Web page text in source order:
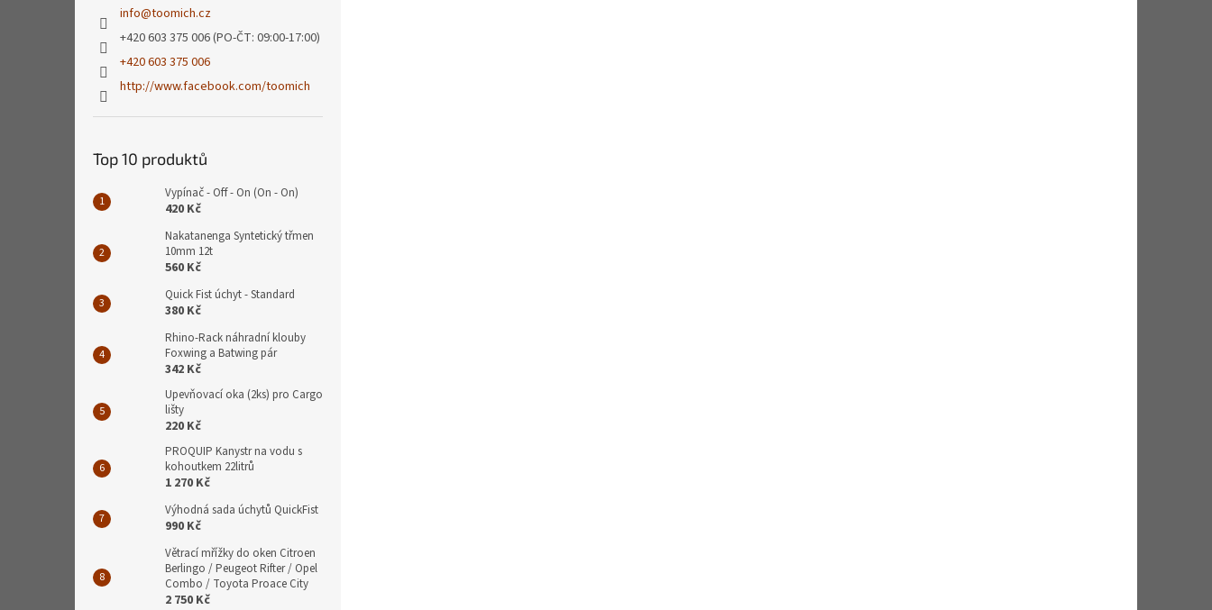
info@toomich.cz
+420 603 375 006 (PO-ČT: 09:00-17:00)
+420 603 375 006
http://www.facebook.com/toomich
Top 10 produktů
Vypínač - Off - On (On - On)
420 Kč
Nakatanenga Syntetický třmen
10mm 12t
560 Kč
Quick Fist úchyt - Standard
380 Kč
Rhino-Rack náhradní klouby
Foxwing a Batwing pár
342 Kč
Upevňovací oka (2ks) pro Cargo
lišty
220 Kč
PROQUIP Kanystr na vodu s
kohoutkem 22litrů
1 270 Kč
Výhodná sada úchytů QuickFist
990 Kč
Větrací mřížky do oken Citroen
Berlingo / Peugeot Rifter / Opel
Combo / Toyota Proace City
2 750 Kč